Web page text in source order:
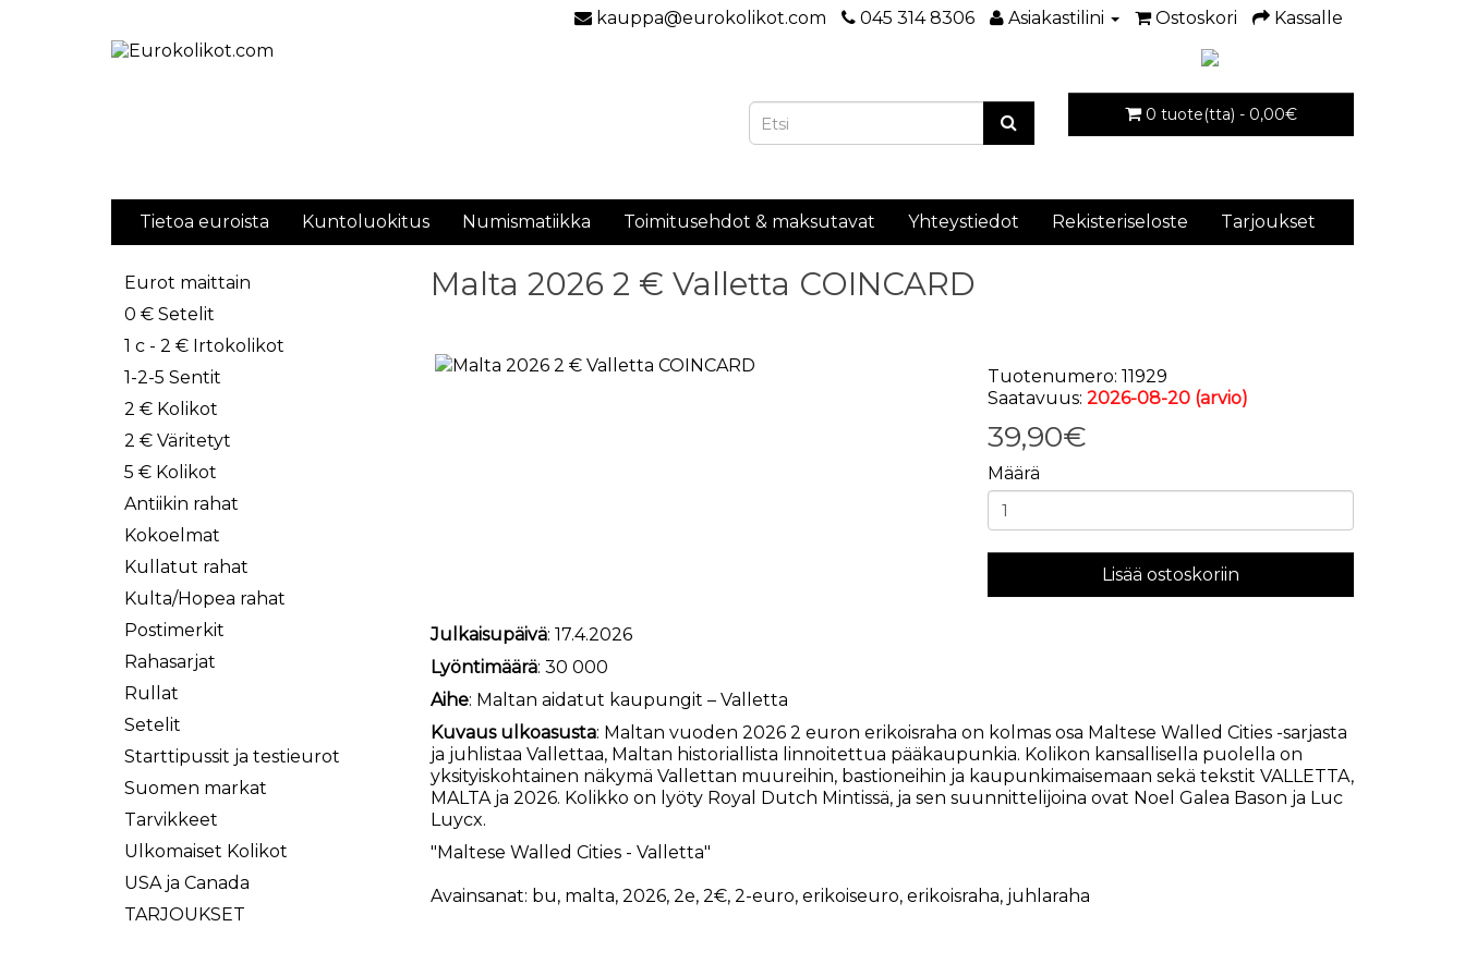
kauppa@eurokolikot.com 045 314 8306 Asiakastilini Ostoskori Kassalle
0 tuote(tta) - 0,00€
Tietoa euroista Kuntoluokitus Numismatiikka Toimitusehdot & maksutavat Yhteystiedot Rekisteriseloste Tarjoukset
Eurot maittain
0 € Setelit
1 c - 2 € Irtokolikot
1-2-5 Sentit
2 € Kolikot
2 € Väritetyt
5 € Kolikot
Antiikin rahat
Kokoelmat
Kullatut rahat
Kulta/Hopea rahat
Postimerkit
Rahasarjat
Rullat
Setelit
Starttipussit ja testieurot
Suomen markat
Tarvikkeet
Ulkomaiset Kolikot
USA ja Canada
TARJOUKSET
Malta 2026 2 € Valletta COINCARD
Tuotenumero: 11929
Saatavuus:2026-08-20 (arvio)
39,90€
Määrä
Lisää ostoskoriin
Julkaisupäivä: 17.4.2026
Lyöntimäärä: 30 000
Aihe: Maltan aidatut kaupungit – Valletta
Kuvaus ulkoasusta: Maltan vuoden 2026 2 euron erikoisraha on kolmas osa Maltese Walled Cities -sarjasta
ja juhlistaa Vallettaa, Maltan historiallista linnoitettua pääkaupunkia. Kolikon kansallisella puolella on
yksityiskohtainen näkymä Vallettan muureihin, bastioneihin ja kaupunkimaisemaan sekä tekstit VALLETTA,
MALTA ja 2026. Kolikko on lyöty Royal Dutch Mintissä, ja sen suunnittelijoina ovat Noel Galea Bason ja Luc
Luycx.
"Maltese Walled Cities - Valletta"
Avainsanat: bu, malta, 2026, 2e, 2€, 2-euro, erikoiseuro, erikoisraha, juhlaraha